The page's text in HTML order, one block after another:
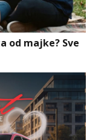
od majke? Sve